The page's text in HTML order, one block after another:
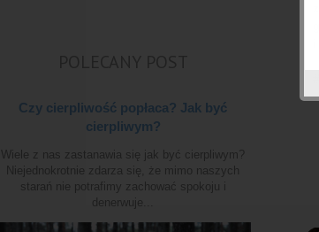
Czy cierpliwość popłaca? Jak być
cierpliwym?
Wiele z nas zastanawia się jak być cierpliwym?
Niejednokrotnie zdarza się, że mimo naszych
starań nie potrafimy zachować spokoju i
denerwuje...